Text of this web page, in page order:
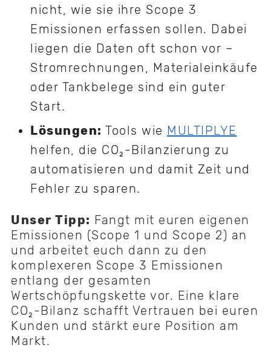
nicht, wie sie ihre Scope 3
Emissionen erfassen sollen. Dabei
liegen die Daten oft schon vor –
Stromrechnungen, Materialeinkäufe
oder Tankbelege sind ein guter
Start.
Lösungen: Tools wie MULTIPLYE
helfen, die CO₂-Bilanzierung zu
automatisieren und damit Zeit und
Fehler zu sparen.
Unser Tipp: Fangt mit euren eigenen
Emissionen (Scope 1 und Scope 2) an
und arbeitet euch dann zu den
komplexeren Scope 3 Emissionen
entlang der gesamten
Wertschöpfungskette vor. Eine klare
CO₂-Bilanz schafft Vertrauen bei euren
Kunden und stärkt eure Position am
Markt.